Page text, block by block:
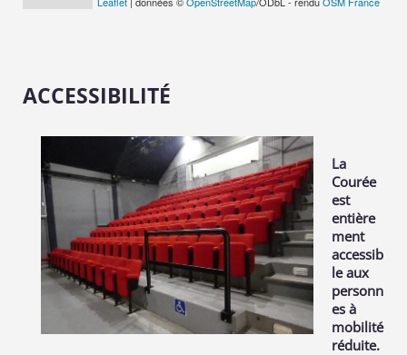
ACCESSIBILITÉ
La
Courée
est
entière
ment
accessib
le aux
personn
es à
mobilité
réduite.